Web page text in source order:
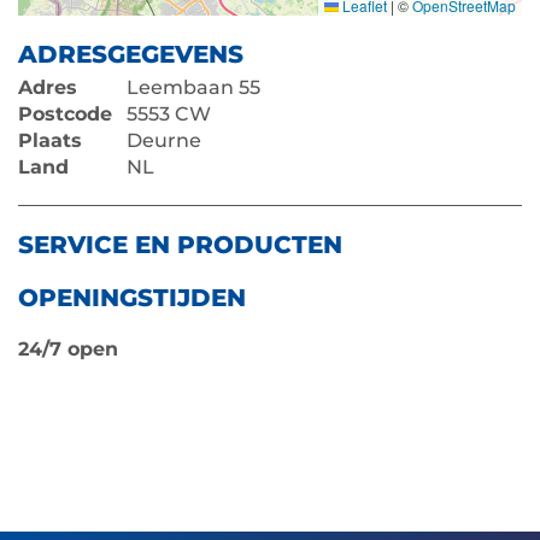
Leaflet | ©OpenStreetMap
ADRESGEGEVENS
Adres
Leembaan 55
Postcode
5553 CW
Plaats
Deurne
Land
NL
SERVICE EN PRODUCTEN
OPENINGSTIJDEN
24/7 open